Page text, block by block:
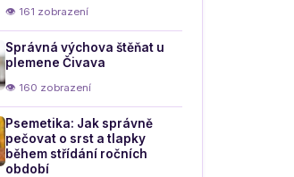
👁 161 zobrazení
Správná výchova štěňat u
plemene Čivava
👁 160 zobrazení
Psemetika: Jak správně
pečovat o srst a tlapky
během střídání ročních
období